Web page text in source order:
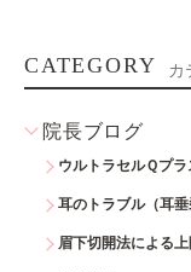
CATEGORY カ
院長ブログ
ウルトラセルＱプ
耳のトラブル（耳垂
眉下切開法による